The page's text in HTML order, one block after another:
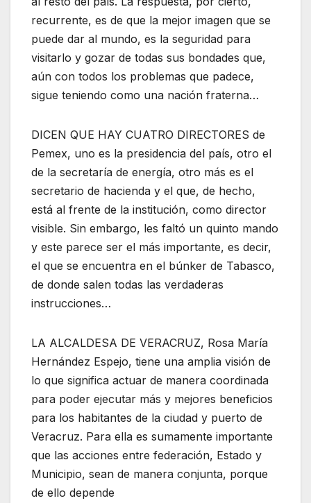
recurrente, es de que la mejor imagen que se
puede dar al mundo, es la seguridad para
visitarlo y gozar de todas sus bondades que,
aún con todos los problemas que padece,
sigue teniendo como una nación fraterna…
DICEN QUE HAY CUATRO DIRECTORES de
Pemex, uno es la presidencia del país, otro el
de la secretaría de energía, otro más es el
secretario de hacienda y el que, de hecho,
está al frente de la institución, como director
visible. Sin embargo, les faltó un quinto mando
y este parece ser el más importante, es decir,
el que se encuentra en el búnker de Tabasco,
de donde salen todas las verdaderas
instrucciones…
LA ALCALDESA DE VERACRUZ, Rosa María
Hernández Espejo, tiene una amplia visión de
lo que significa actuar de manera coordinada
para poder ejecutar más y mejores beneficios
para los habitantes de la ciudad y puerto de
Veracruz. Para ella es sumamente importante
que las acciones entre federación, Estado y
Municipio, sean de manera conjunta, porque
de ello depende